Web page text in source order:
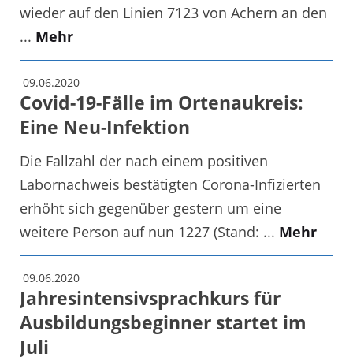
wieder auf den Linien 7123 von Achern an den
... Mehr
09.06.2020
Covid-19-Fälle im Ortenaukreis:
Eine Neu-Infektion
Die Fallzahl der nach einem positiven
Labornachweis bestätigten Corona-Infizierten
erhöht sich gegenüber gestern um eine
weitere Person auf nun 1227 (Stand: ... Mehr
09.06.2020
Jahresintensivsprachkurs für
Ausbildungsbeginner startet im
Juli